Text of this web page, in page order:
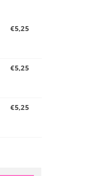
€5,25
€5,25
€5,25